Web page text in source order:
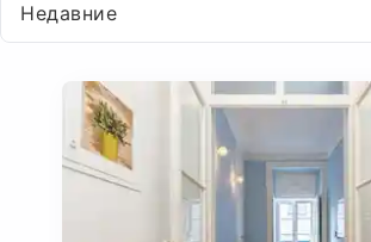
Недавние